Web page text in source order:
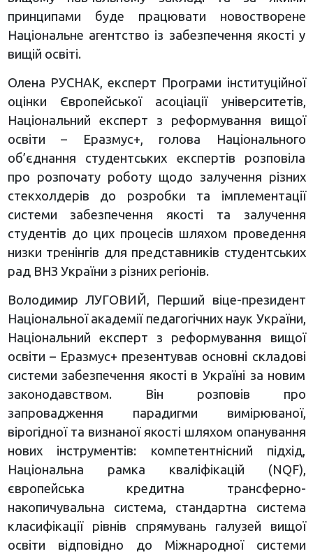
принципами буде працювати новостворене
Національне агентство із забезпечення якості у
вищій освіті.
Олена РУСНАК, експерт Програми інституційної
оцінки Європейської асоціації університетів,
Національний експерт з реформування вищої
освіти – Еразмус+, голова Національного
об’єднання студентських експертів розповіла
про розпочату роботу щодо залучення різних
стекхолдерів до розробки та імплементації
системи забезпечення якості та залучення
студентів до цих процесів шляхом проведення
низки тренінгів для представників студентських
рад ВНЗ України з різних регіонів.
Володимир ЛУГОВИЙ, Перший віце-президент
Національної академії педагогічних наук України,
Національний експерт з реформування вищої
освіти – Еразмус+ презентував основні складові
системи забезпечення якості в Україні за новим
законодавством. Він розповів про
запровадження парадигми вимірюваної,
вірогідної та визнаної якості шляхом опанування
нових інструментів: компетентнісний підхід,
Національна рамка кваліфікацій (NQF),
європейська кредитна трансферно-
накопичувальна система, стандартна система
класифікації рівнів спрямувань галузей вищої
освіти відповідно до Міжнародної системи